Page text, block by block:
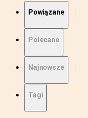
Powiązane
Polecane
Najnowsze
Tagi